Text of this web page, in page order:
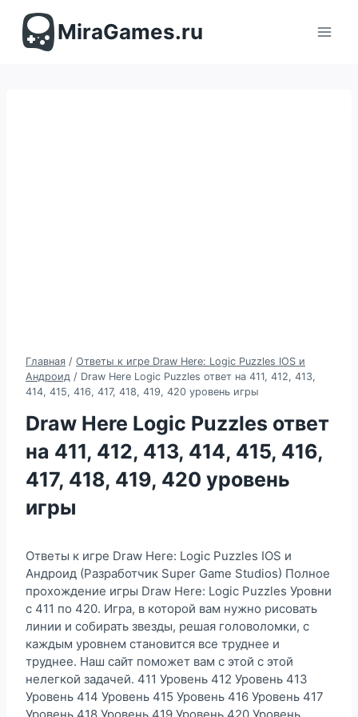
содержимомуMiraGames.ru
Главная / Ответы к игре Draw Here: Logic Puzzles IOS и
Андроид / Draw Here Logic Puzzles ответ на 411, 412, 413,
414, 415, 416, 417, 418, 419, 420 уровень игры
Draw Here Logic Puzzles ответ
на 411, 412, 413, 414, 415, 416,
417, 418, 419, 420 уровень
игры
Ответы к игре Draw Here: Logic Puzzles IOS и
Андроид (Разработчик Super Game Studios) Полное
прохождение игры Draw Here: Logic Puzzles Уровни
с 411 по 420. Игра, в которой вам нужно рисовать
линии и собирать звезды, решая головоломки, с
каждым уровнем становится все труднее и
труднее. Наш сайт поможет вам с этой с этой
нелегкой задачей. 411 Уровень 412 Уровень 413
Уровень 414 Уровень 415 Уровень 416 Уровень 417